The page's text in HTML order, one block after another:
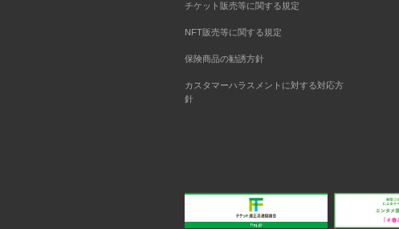
チケット販売等に関する規定
NFT販売等に関する規定
保険商品の勧誘方針
カスタマーハラスメントに対する対応方
針